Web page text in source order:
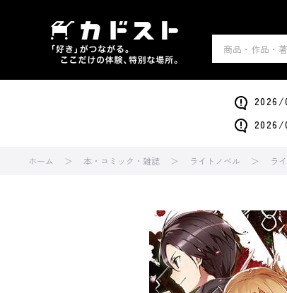
2026/
2026/
ホーム 本・コミック・雑誌 ライトノベル ラ